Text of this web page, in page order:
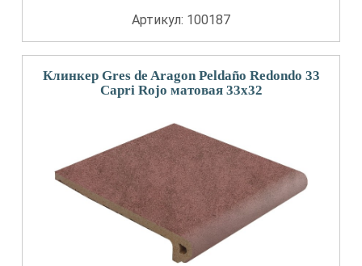
Артикул: 100187
Клинкер Gres de Aragon Peldaño Redondo 33
Capri Rojo матовая 33x32